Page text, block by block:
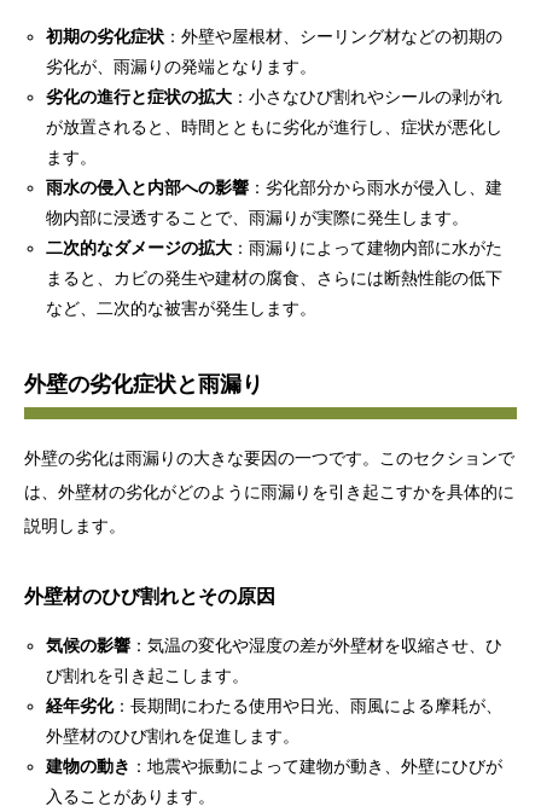
初期の劣化症状 ：外壁や屋根材、シーリング材などの初期の
劣化が、雨漏りの発端となります。
劣化の進行と症状の拡大 ：小さなひび割れやシールの剥がれ
が放置されると、時間とともに劣化が進行し、症状が悪化し
ます。
雨水の侵入と内部への影響 ：劣化部分から雨水が侵入し、建
物内部に浸透することで、雨漏りが実際に発生します。
二次的なダメージの拡大 ：雨漏りによって建物内部に水がた
まると、カビの発生や建材の腐食、さらには断熱性能の低下
など、二次的な被害が発生します。
外壁の劣化症状と雨漏り
外壁の劣化は雨漏りの大きな要因の一つです。このセクションで
は、外壁材の劣化がどのように雨漏りを引き起こすかを具体的に
説明します。
外壁材のひび割れとその原因
気候の影響 ：気温の変化や湿度の差が外壁材を収縮させ、ひ
び割れを引き起こします。
経年劣化：長期間にわたる使用や日光、雨風による摩耗が、
外壁材のひび割れを促進します。
建物の動き ：地震や振動によって建物が動き、外壁にひびが
入ることがあります。